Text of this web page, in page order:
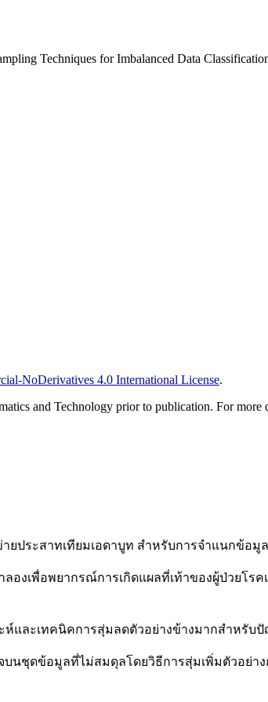
Techniques for Imbalanced Data
NoDerivatives 4.0 International License.
and Technology prior to publication. For more
ประสาทเทียมเอดาบูท สำหรับการจำแนกข้อมูล
องเพื่อพยากรณ์การเกิดแผลที่เท้าของผู้ป่วยโ
ห์และเทคนิคการสุ่มลดตัวอย่างข้างมากสำห
นชุดข้อมูลที่ไม่สมดุลโดยวิธีการสุ่มเพิ่มตัวอย่า